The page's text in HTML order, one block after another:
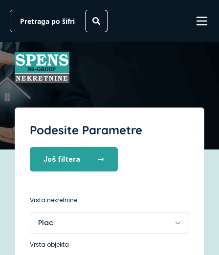
Podesite Parametre
Još filtera
Vrsta nekretnine
Vrsta objekta